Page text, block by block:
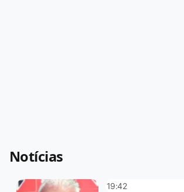
Notícias
19:42